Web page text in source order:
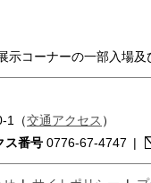
示コーナーの一部入場
1（交通アクセス ）
ス番号 0776-67-4747 |